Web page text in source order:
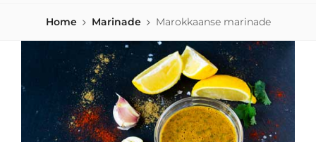
Home Marinade Marokkaanse marinade